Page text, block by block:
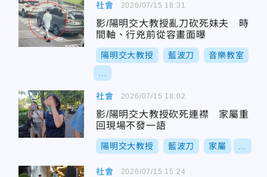
社會
影/陽明交大教授亂刀砍死妹夫 時
間軸、行兇前從容畫面曝
陽明交大教授 藍波刀 音樂教室
2026/07/15 18:31
社會
影/陽明交大教授砍死連襟 家屬重
回現場不發一語
陽明交大教授 藍波刀 家屬
2026/07/15 18:02
社會 2026/07/15 15:24